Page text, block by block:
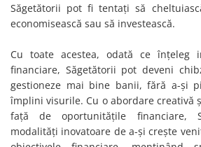
Săgetătorii pot fi tentați să
economisească sau să investească.
Cu toate acestea, odată ce înțeleg
financiare, Săgetătorii pot deveni
gestioneze mai bine banii, fără a-și
împlini visurile. Cu o abordare creativă
față de oportunitățile financiare,
modalități inovatoare de a-și crește